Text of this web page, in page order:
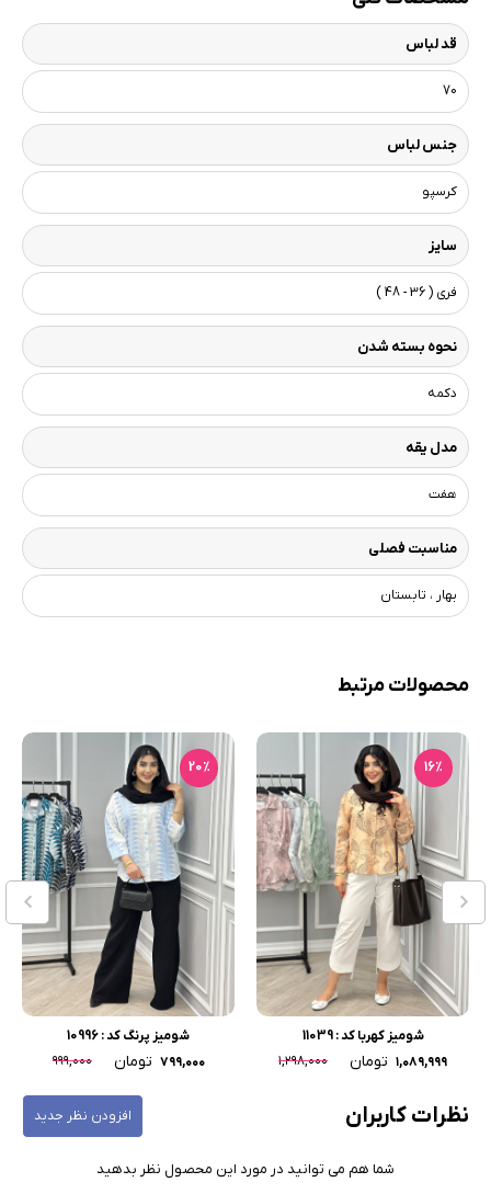
قد لباس
70
جنس لباس
کرسپو
سایز
فری ( 36 - 48 )
نحوه بسته شدن
دکمه
مدل یقه
هفت
مناسبت فصلی
بهار ، تابستان
محصولات مرتبط
16٪
شومیز کهربا کد : 11039
۱,۰۸۹,۹۹۹ تومان ۱,۲۹۸,۰۰۰
20٪
شومیز پرنگ کد : 10996
۷۹۹,۰۰۰ تومان ۹۹۹,۰۰۰
نظرات کاربران افزودن نظر جدید
شما هم می توانید در مورد این محصول نظر بدهید